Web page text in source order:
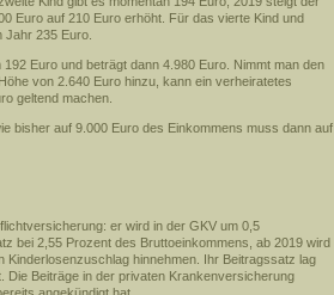
Euro auf 210 Euro erhöht. Für das vierte Kind und
Jahr 235 Euro.
Euro und beträgt dann 4.980 Euro. Nimmt man den
von 2.640 Euro hinzu, kann ein verheiratetes
geltend machen.
bisher auf 9.000 Euro des Einkommens muss dann auf
er wird in der GKV um 0,5
bei 2,55 Prozent des Bruttoeinkommens, ab 2019 wird
hinnehmen. Ihr Beitragssatz lag
Die Beiträge in der privaten Krankenversicherung